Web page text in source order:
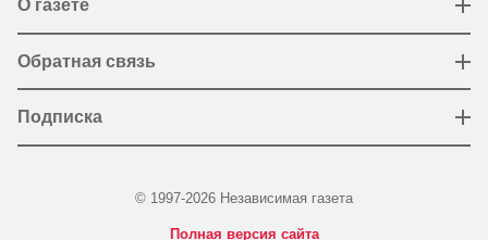
О газете
Обратная связь
Подписка
© 1997-2026 Независимая газета
Полная версия сайта